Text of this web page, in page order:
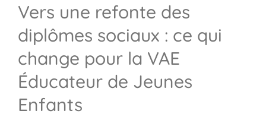
Vers une refonte des
diplômes sociaux : ce qui
change pour la VAE
Éducateur de Jeunes
Enfants